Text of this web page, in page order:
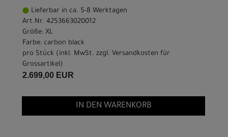
Lieferbar in ca. 5-8 Werktagen
Art.Nr. 4253663020012
Größe: XL
Farbe: carbon black
pro Stück (inkl. MwSt. zzgl. Versandkosten für
Grossartikel)
2.699,00 EUR
IN DEN WARENKORB